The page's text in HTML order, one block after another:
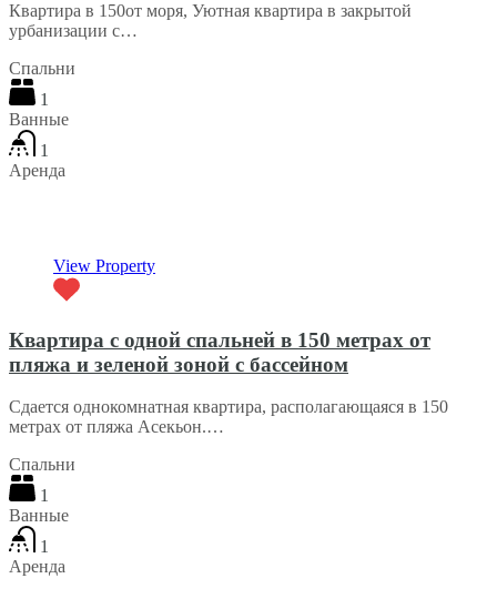
Квартира в 150от моря, Уютная квартира в закрытой
урбанизации с…
Спальни
1
Ванные
1
Аренда
View Property
Квартира с одной спальней в 150 метрах от
пляжа и зеленой зоной с бассейном
Сдается однокомнатная квартира, располагающаяся в 150
метрах от пляжа Асекьон.…
Спальни
1
Ванные
1
Аренда